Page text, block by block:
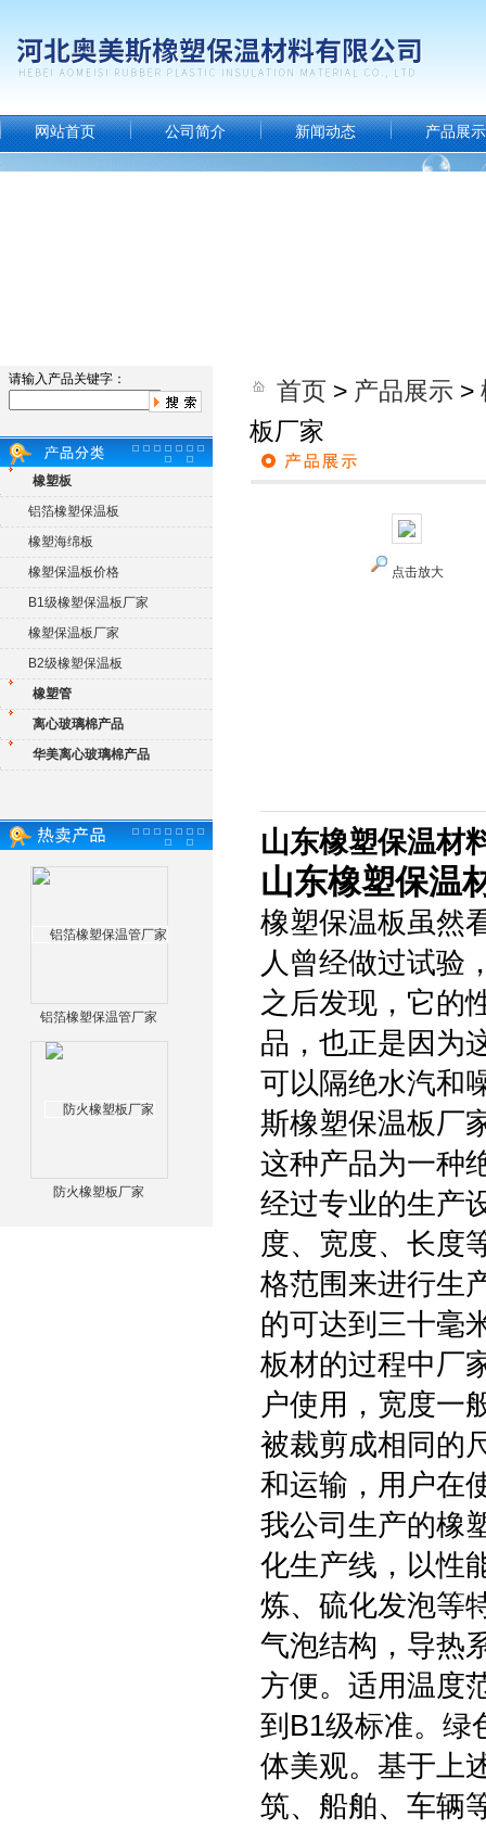
网站首页 公司简介 新闻动态 产品展示
请输入产品关键字：
橡塑板
铝箔橡塑保温板
橡塑海绵板
橡塑保温板价格
B1级橡塑保温板厂家
橡塑保温板厂家
B2级橡塑保温板
橡塑管
离心玻璃棉产品
华美离心玻璃棉产品
铝箔橡塑保温管厂家
防火橡塑板厂家
首页 > 产品展示 >
板厂家
点击放大
山东橡塑保温材
山东橡塑保温
橡塑保温板虽然
人曾经做过试验
之后发现，它的
品，也正是因为
可以隔绝水汽和
斯橡塑保温板厂
这种产品为一种
经过专业的生产
度、宽度、长度
格范围来进行生
的可达到三十毫
板材的过程中厂
户使用，宽度一
被裁剪成相同的
和运输，用户在
我公司生产的橡
化生产线，以性
炼、硫化发泡等
气泡结构，导热
方便。适用温度
到B1级标准。绿
体美观。基于上
筑、船舶、车辆